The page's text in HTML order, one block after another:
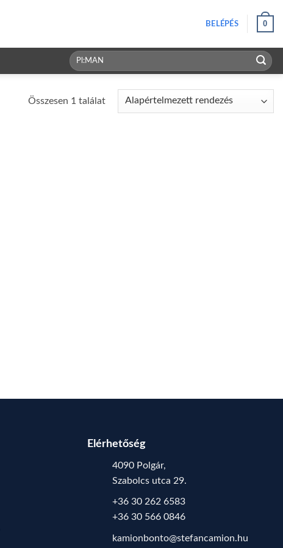
BELÉPÉS 0
Keresés
a
Összesen 1 találat
Elérhetőség
4090 Polgár,
Szabolcs utca 29.
+36 30 262 6583
+36 30 566 0846
kamionbonto@stefancamion.hu